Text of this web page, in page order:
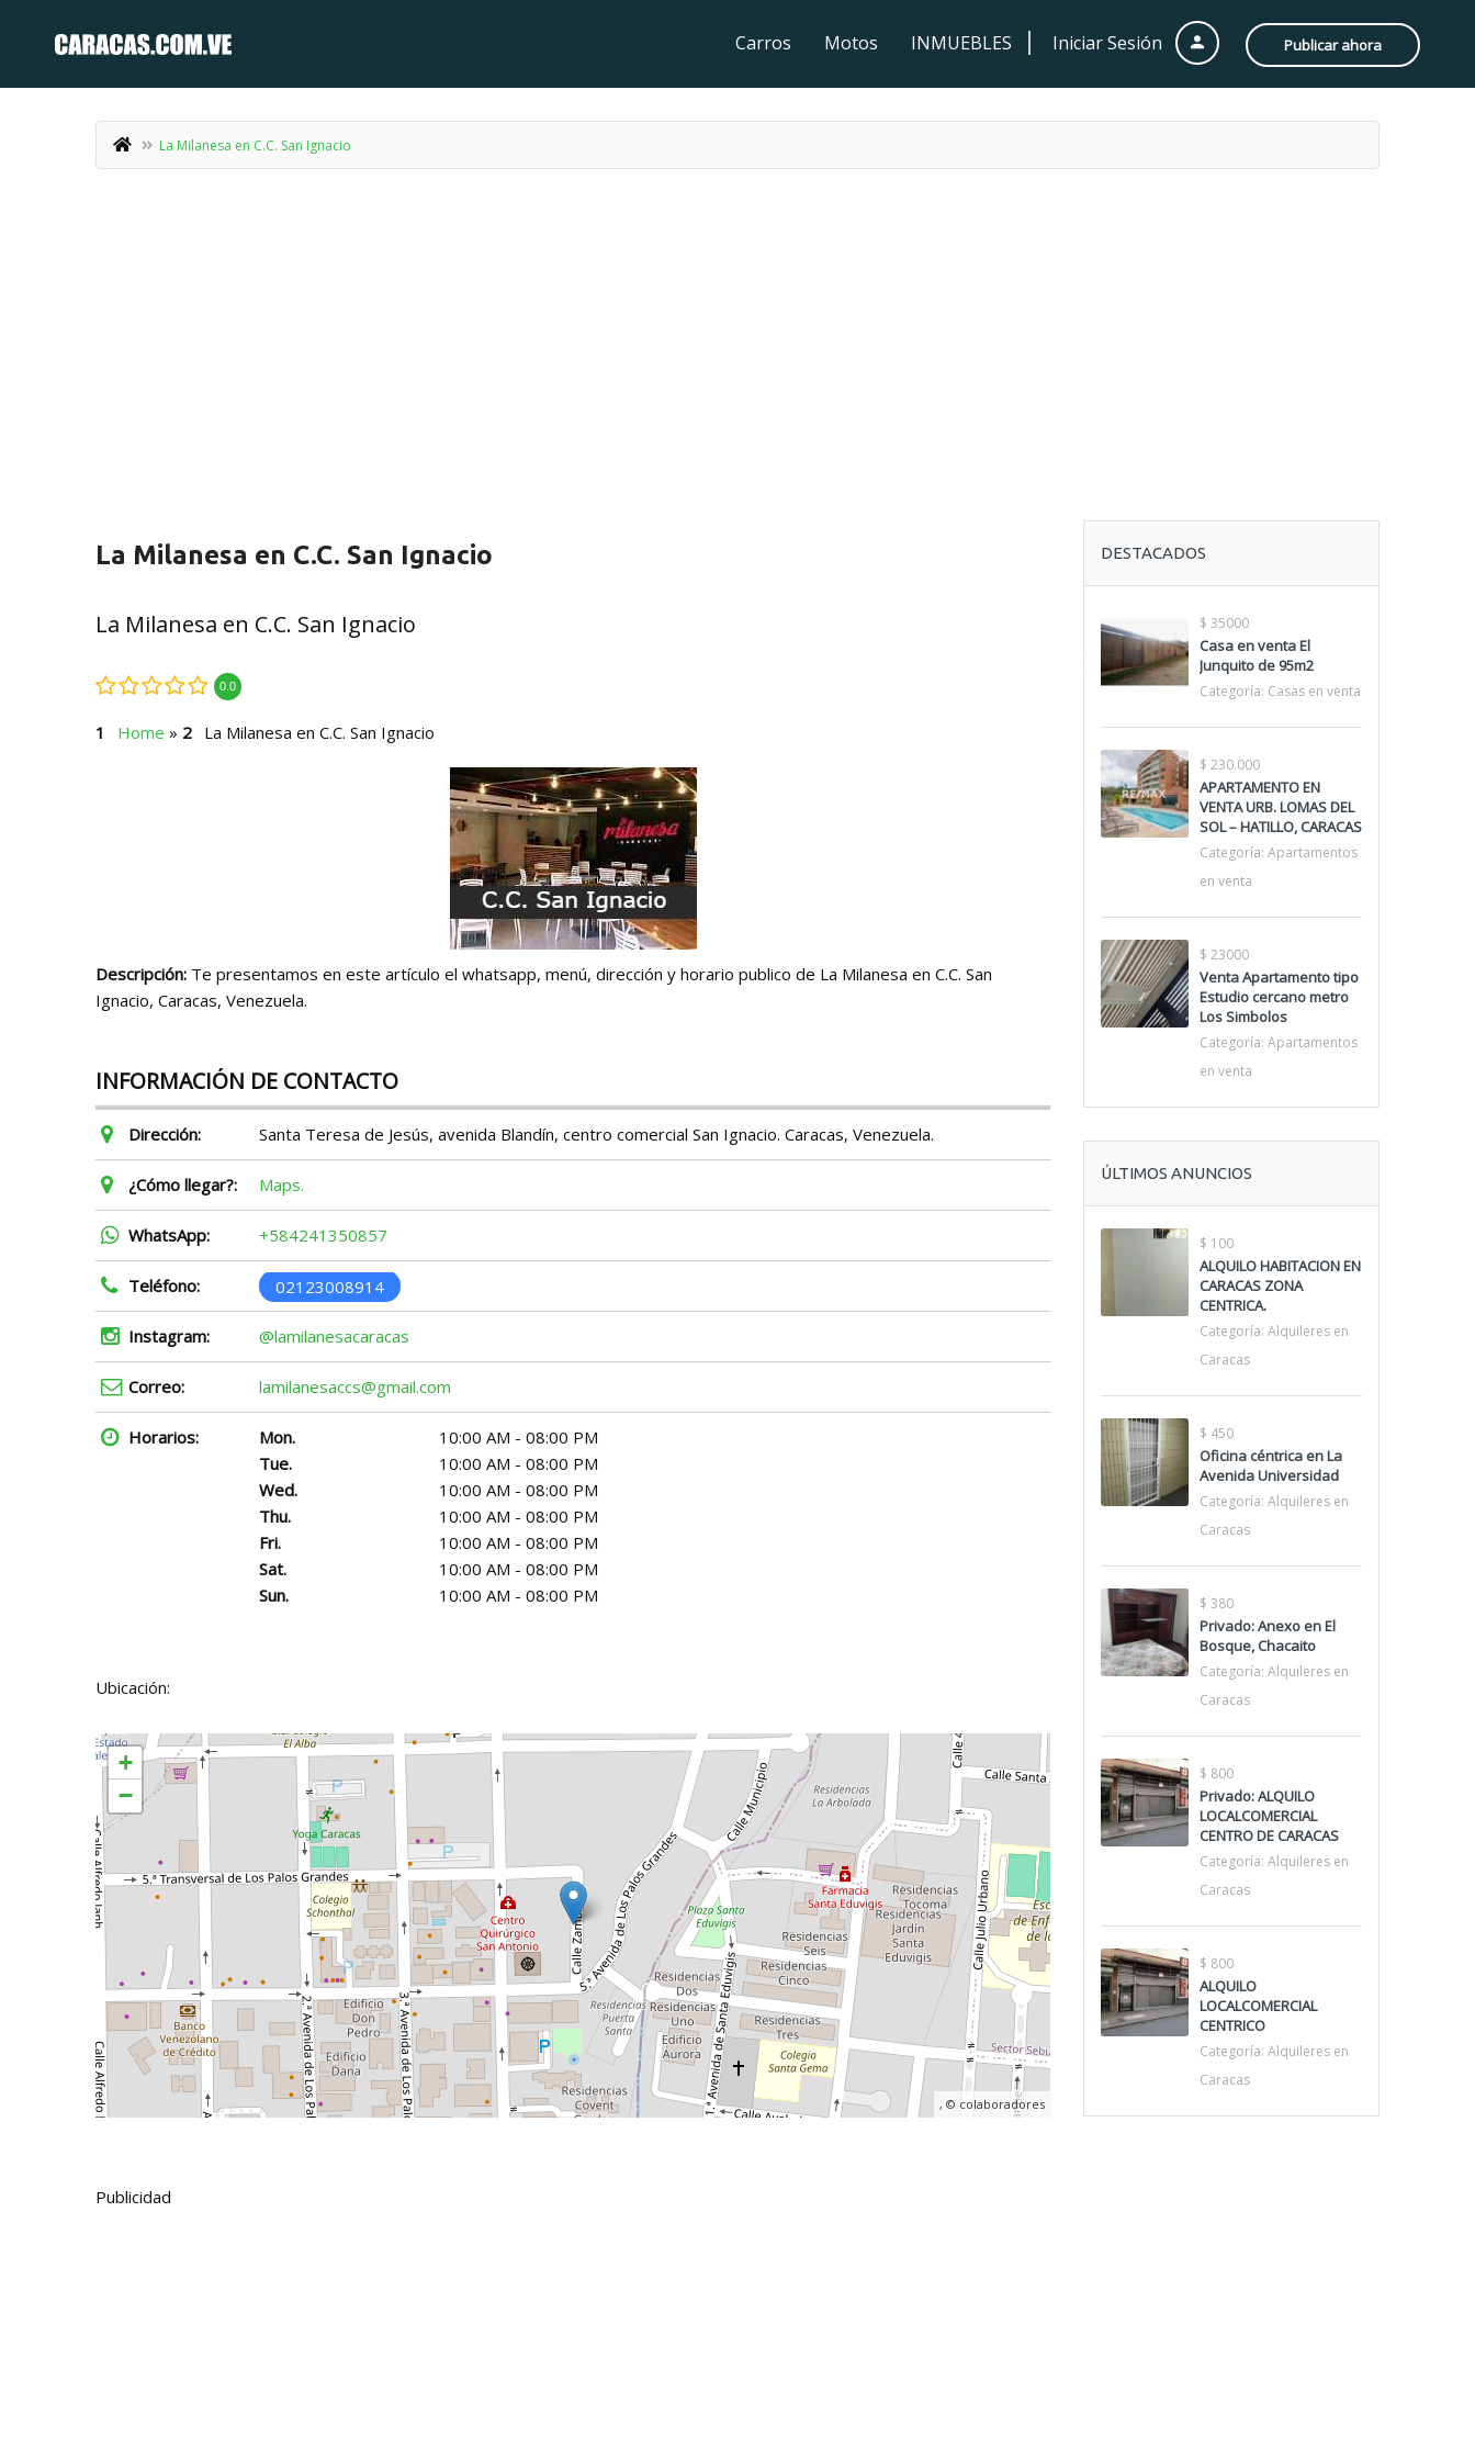
Iniciar Sesión Publicar ahora
Carros Motos INMUEBLES
La Milanesa en C.C. San Ignacio
La Milanesa en C.C. San Ignacio
La Milanesa en C.C. San Ignacio
0.0
Home » La Milanesa en C.C. San Ignacio
Descripción: Te presentamos en este artículo el whatsapp, menú, dirección y horario publico de La Milanesa en C.C. San
Ignacio, Caracas, Venezuela.
INFORMACIÓN DE CONTACTO
Dirección: Santa Teresa de Jesús, avenida Blandín, centro comercial San Ignacio. Caracas, Venezuela.
¿Cómo llegar?: Maps.
WhatsApp: +584241350857
Teléfono: 02123008914
Instagram: @lamilanesacaracas
Correo: lamilanesaccs@gmail.com
Horarios: Mon.
10:00 AM - 08:00 PM
Tue.
10:00 AM - 08:00 PM
Wed.
10:00 AM - 08:00 PM
Thu.
10:00 AM - 08:00 PM
Fri.
10:00 AM - 08:00 PM
Sat.
10:00 AM - 08:00 PM
Sun.
10:00 AM - 08:00 PM
Ubicación:
+
−
, © colaboradores
Publicidad
DESTACADOS
$ 35000
Casa en venta El
Junquito de 95m2
Categoría: Casas en venta
$ 230.000
APARTAMENTO EN
VENTA URB. LOMAS DEL
SOL – HATILLO, CARACAS
Categoría: Apartamentos
en venta
$ 23000
Venta Apartamento tipo
Estudio cercano metro
Los Simbolos
Categoría: Apartamentos
en venta
ÚLTIMOS ANUNCIOS
$ 100
ALQUILO HABITACION EN
CARACAS ZONA
CENTRICA.
Categoría: Alquileres en
Caracas
$ 450
Oficina céntrica en La
Avenida Universidad
Categoría: Alquileres en
Caracas
$ 380
Privado: Anexo en El
Bosque, Chacaito
Categoría: Alquileres en
Caracas
$ 800
Privado: ALQUILO
LOCALCOMERCIAL
CENTRO DE CARACAS
Categoría: Alquileres en
Caracas
$ 800
ALQUILO
LOCALCOMERCIAL
CENTRICO
Categoría: Alquileres en
Caracas